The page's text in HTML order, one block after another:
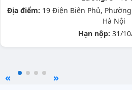
Địa điểm: 19 Điện Biên Phủ,
Hà Nội
Hạn nộp: 31/
« »